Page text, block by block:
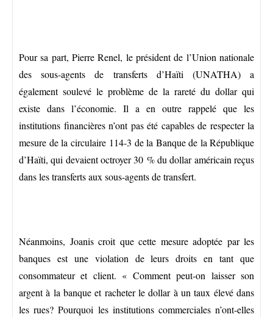
Pour sa part, Pierre Renel, le président de l’Union nationale
des sous-agents de transferts d’Haïti (UNATHA) a
également soulevé le problème de la rareté du dollar qui
existe dans l’économie. Il a en outre rappelé que les
institutions financières n’ont pas été capables de respecter la
mesure de la circulaire 114-3 de la Banque de la République
d’Haïti, qui devaient octroyer 30 % du dollar américain reçus
dans les transferts aux sous-agents de transfert.
Néanmoins, Joanis croit que cette mesure adoptée par les
banques est une violation de leurs droits en tant que
consommateur et client. « Comment peut-on laisser son
argent à la banque et racheter le dollar à un taux élevé dans
les rues? Pourquoi les institutions commerciales n’ont-elles